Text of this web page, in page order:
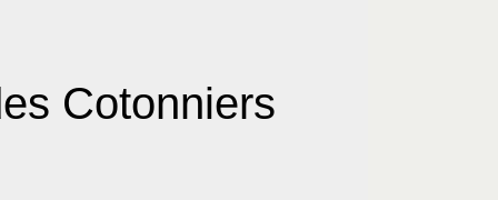
Cotonniers